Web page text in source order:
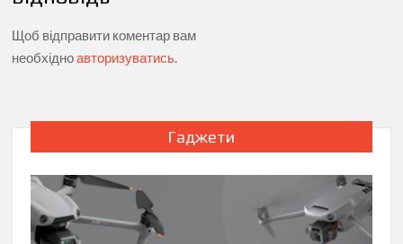
Щоб відправити коментар вам
необхідноавторизуватись.
Гаджети